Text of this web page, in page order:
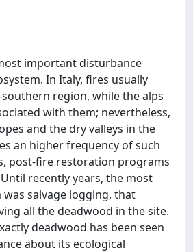
important disturbance
In Italy, fires usually
region, while the alps
with them; nevertheless,
and the dry valleys in the
an higher frequency of such
post-fire restoration programs
recently years, the most
salvage logging, that
all the deadwood in the site.
deadwood has been seen
about its ecological